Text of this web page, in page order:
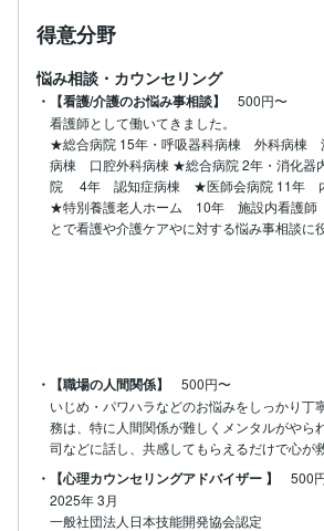
得意分野
悩み相談・カウンセリング
・【看護/介護のお悩み事相談】
500円〜
看護師として働いてきました。
★総合病院 15年・呼吸器科病棟　外科病棟
病棟　口腔外科病棟 ★総合病院 2年・消化
院 　4年　認知症病棟　★医師会病院 11年
★特別養護老人ホーム　10年　施設内看護師
とで看護や介護ケアやに対する悩み事相談に
・【職場の人間関係】
500円〜
いじめ・パワハラなどのお悩みをしっかり丁
務は、特に人間関係が難しくメンタルがやら
・【心理カウンセリングアドバイザー 】
500
2025年 3月
一般社団法人日本技能開発協会認定